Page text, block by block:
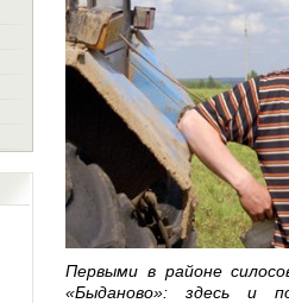
Первыми в районе
«Быданово»: здесь и